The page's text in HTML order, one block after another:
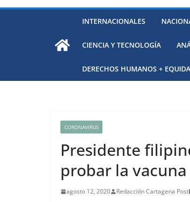
INTERNACIONALES
CIENCIA Y TECNOLOGÍA
DERECHOS HUMANOS +
CORONAVIRUS
Presidente
probar la vacuna
agosto 12, 2020 Redacción Cartagena Post